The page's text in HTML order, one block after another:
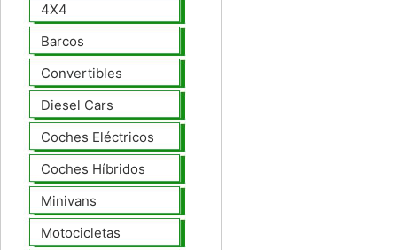
4X4
Barcos
Convertibles
Diesel Cars
Coches Eléctricos
Coches Híbridos
Minivans
Motocicletas